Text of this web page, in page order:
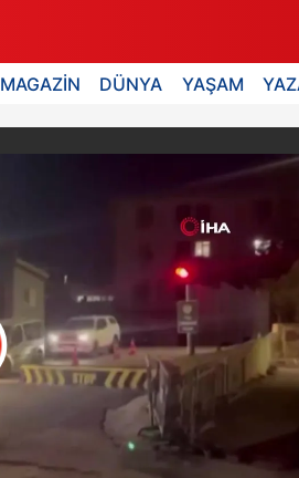
MAGAZİN DÜNYA YAŞAM